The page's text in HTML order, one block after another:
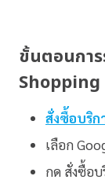
ขั้นตอนกา
Shopping
สั่งซื้อบริก
เลือก
กด สั่งซื้อบ